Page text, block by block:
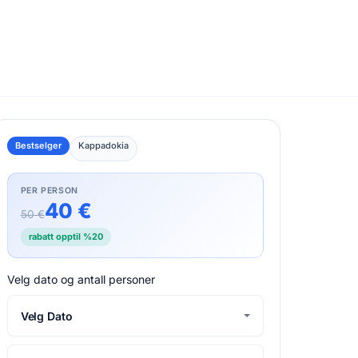
Bestselger Kappadokia
PER PERSON
50 €40 €
rabatt opptil %20
Velg dato og antall personer
Velg Dato